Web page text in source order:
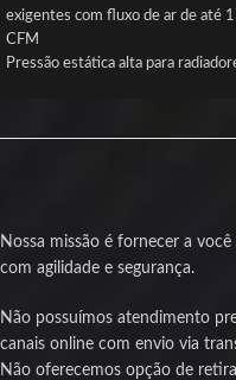
exigentes com fluxo de ar de até
CFM
Pressão estática alta para
Produto novo com nota fiscal e
Nossa missão é fornecer a
com agilidade e segurança.
Não possuímos atendimento
canais online com envio via
Não oferecemos opção de